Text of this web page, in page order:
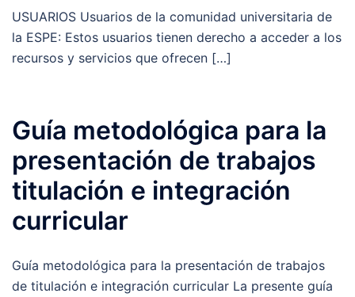
USUARIOS Usuarios de la comunidad universitaria de
la ESPE: Estos usuarios tienen derecho a acceder a los
recursos y servicios que ofrecen […]
Guía metodológica para la
presentación de trabajos
titulación e integración
curricular
Guía metodológica para la presentación de trabajos
de titulación e integración curricular La presente guía